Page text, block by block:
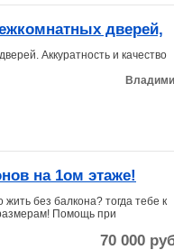
дверей,
Аккуратность и качество
на 1ом этаже!
без балкона? тогда тебе к
Помощь при
70 000